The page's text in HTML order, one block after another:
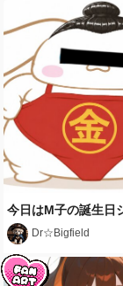
今日はM子の誕生日
Dr☆Bigfield